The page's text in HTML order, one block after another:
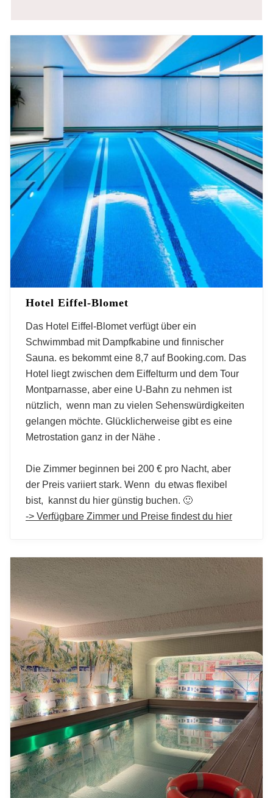
Hotel Eiffel-Blomet
Das Hotel Eiffel-Blomet verfügt über ein
Schwimmbad mit Dampfkabine und finnischer
Sauna. es bekommt eine 8,7 auf Booking.com. Das
Hotel liegt zwischen dem Eiffelturm und dem Tour
Montparnasse, aber eine U-Bahn zu nehmen ist
nützlich, wenn man zu vielen Sehenswürdigkeiten
gelangen möchte. Glücklicherweise gibt es eine
Metrostation ganz in der Nähe .
Die Zimmer beginnen bei 200 € pro Nacht, aber
der Preis variiert stark. Wenn du etwas flexibel
bist, kannst du hier günstig buchen. 🙂
-> Verfügbare Zimmer und Preise findest du hier